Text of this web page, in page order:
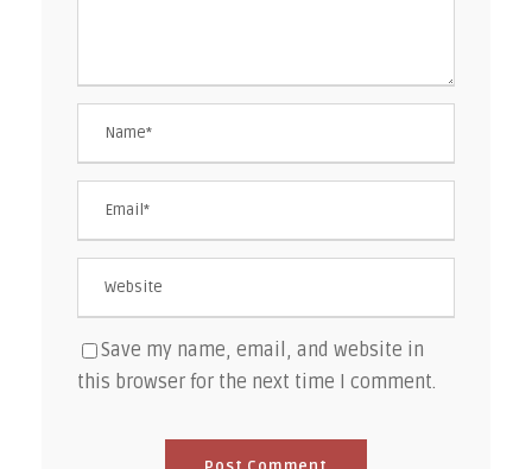
Save my name, email, and website in
this browser for the next time I comment.